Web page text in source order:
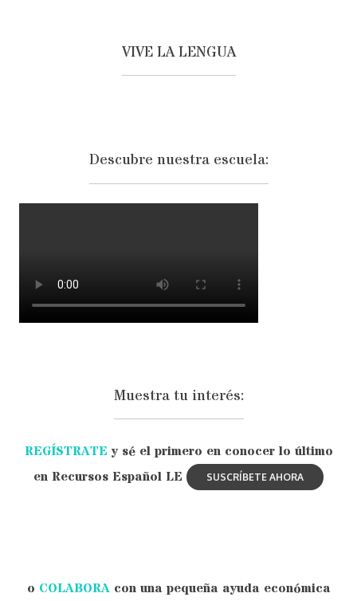
VIVE LA LENGUA
Descubre nuestra escuela:
Muestra tu interés:
REGÍSTRATE y sé el primero en conocer lo último
en Recursos Español LE
o COLABORAcon una pequeña ayuda económica